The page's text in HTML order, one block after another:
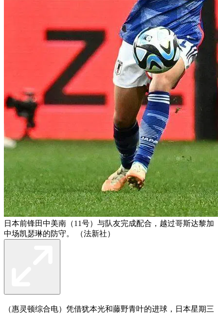
日本前锋田中美南（11号）与队友完成配合，越过哥斯达黎加
中场凯瑟琳的防守。 （法新社）
（惠灵顿综合电）凭借犹本光和藤野青叶的进球，日本星期三